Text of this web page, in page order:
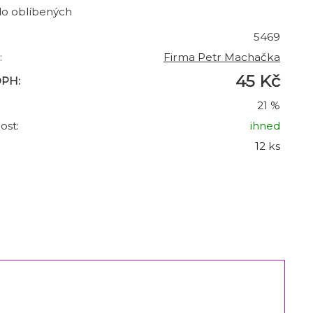
oblíbených
5469
Firma Petr Machačka
45 Kč
21 %
ihned
12 ks